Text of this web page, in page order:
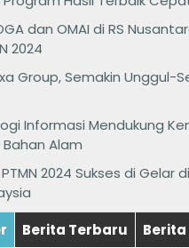
dan OMAI di RS
2024
Group, Semakin Unggul-
Informasi Mendukung
Alam
2024 Sukses di Gelar
Berita Terbaru